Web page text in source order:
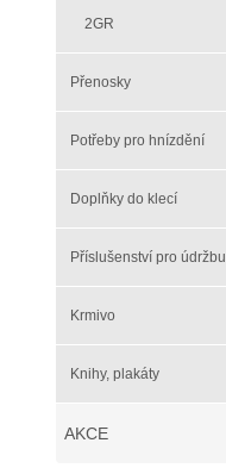
2GR
Přenosky
Potřeby pro hnízdění
Doplňky do klecí
Příslušenství pro údržbu
Krmivo
Knihy, plakáty
AKCE